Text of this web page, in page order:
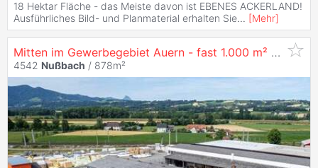
18 Hektar Fläche - das Meiste davon ist EBENES ACKERLAND!
Ausführliches Bild- und Planmaterial erhalten Sie... [Mehr]
Mitten im Gewerbegebiet Auern - fast 1.000 m² Halle für Produktion oder Logistik
4542 Nußbach / 878m²